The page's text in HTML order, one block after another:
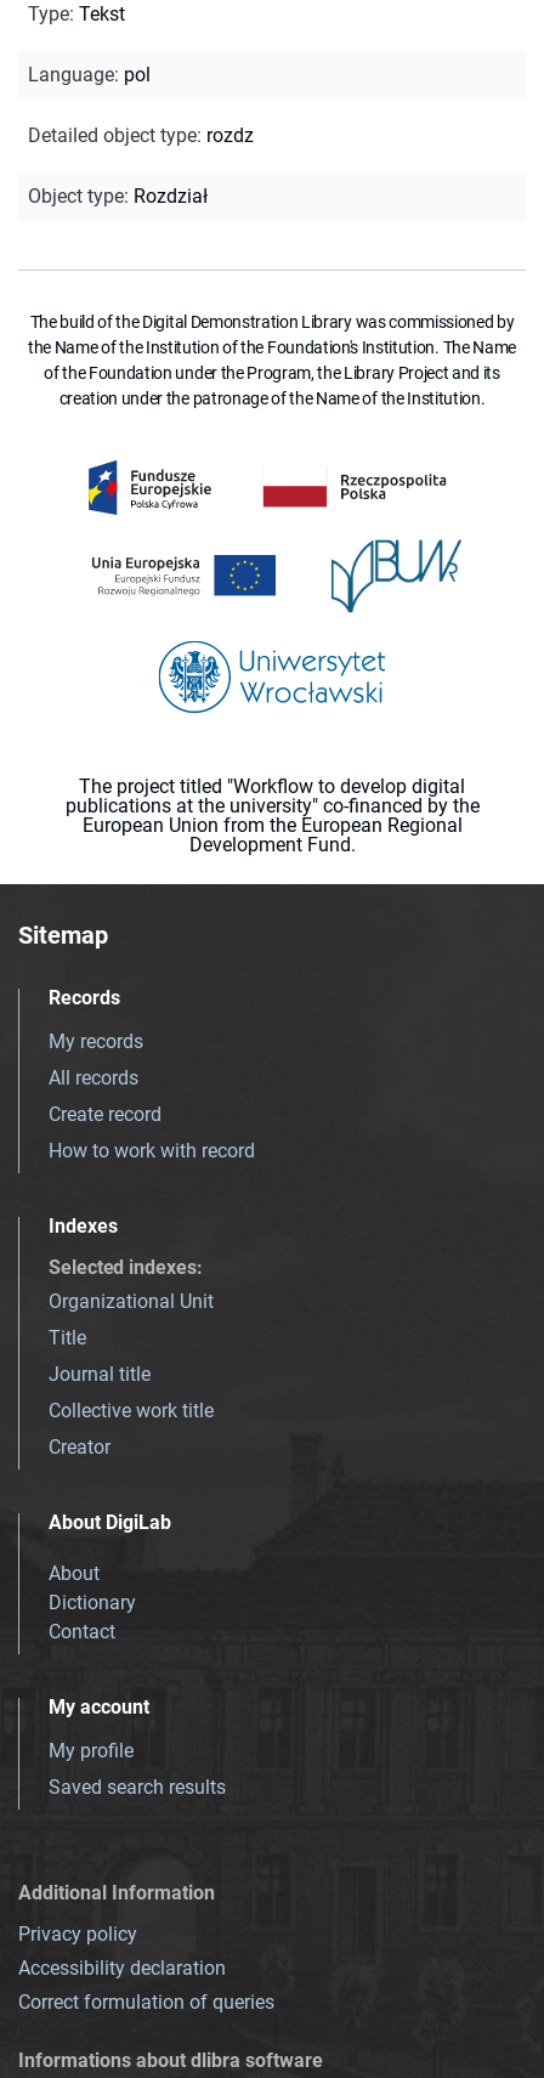
Type: Tekst
Language: pol
Detailed object type: rozdz
Object type: Rozdział
The build of the Digital Demonstration Library was commissioned by
the Name of the Institution of the Foundation's Institution. The Name
of the Foundation under the Program, the Library Project and its
creation under the patronage of the Name of the Institution.
The project titled "Workflow to develop digital
publications at the university" co-financed by the
European Union from the European Regional
Development Fund.
Sitemap
Records
My records
All records
Create record
How to work with record
Indexes
Selected indexes:
Organizational Unit
Title
Journal title
Collective work title
Creator
About DigiLab
About
Dictionary
Contact
My account
My profile
Saved search results
Additional Information
Privacy policy
Accessibility declaration
Correct formulation of queries
Informations about dlibra software